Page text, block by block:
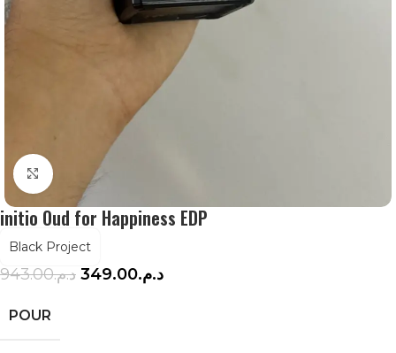
Agrandir
initio Oud for Happiness EDP
Black Project
د.م.943.00 د.م.349.00
POUR